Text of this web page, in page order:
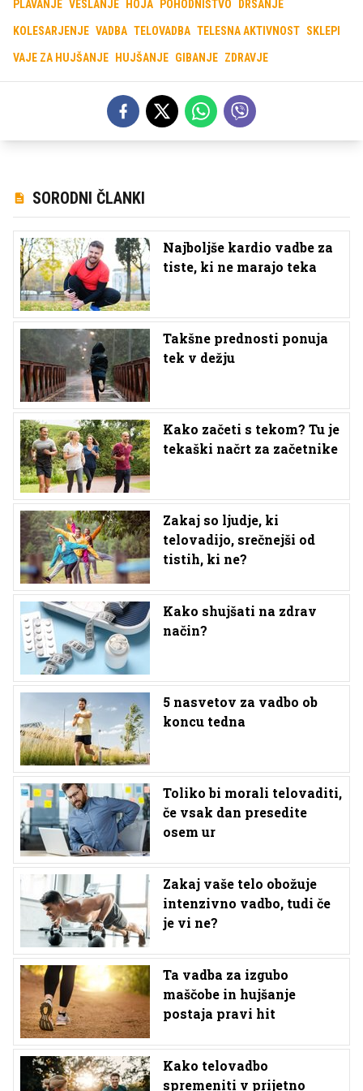
PLAVANJE VESLANJE HOJA POHODNIŠTVO DRSANJE
KOLESARJENJE VADBA TELOVADBA TELESNA AKTIVNOST SKLEPI
VAJE ZA HUJŠANJE HUJŠANJE GIBANJE ZDRAVJE
SORODNI ČLANKI
Najboljše kardio vadbe za
tiste, ki ne marajo teka
Takšne prednosti ponuja
tek v dežju
Kako začeti s tekom? Tu je
tekaški načrt za začetnike
Zakaj so ljudje, ki
telovadijo, srečnejši od
tistih, ki ne?
Kako shujšati na zdrav
način?
5 nasvetov za vadbo ob
koncu tedna
Toliko bi morali telovaditi,
če vsak dan presedite
osem ur
Zakaj vaše telo obožuje
intenzivno vadbo, tudi če
je vi ne?
Ta vadba za izgubo
maščobe in hujšanje
postaja pravi hit
Kako telovadbo
spremeniti v prijetno